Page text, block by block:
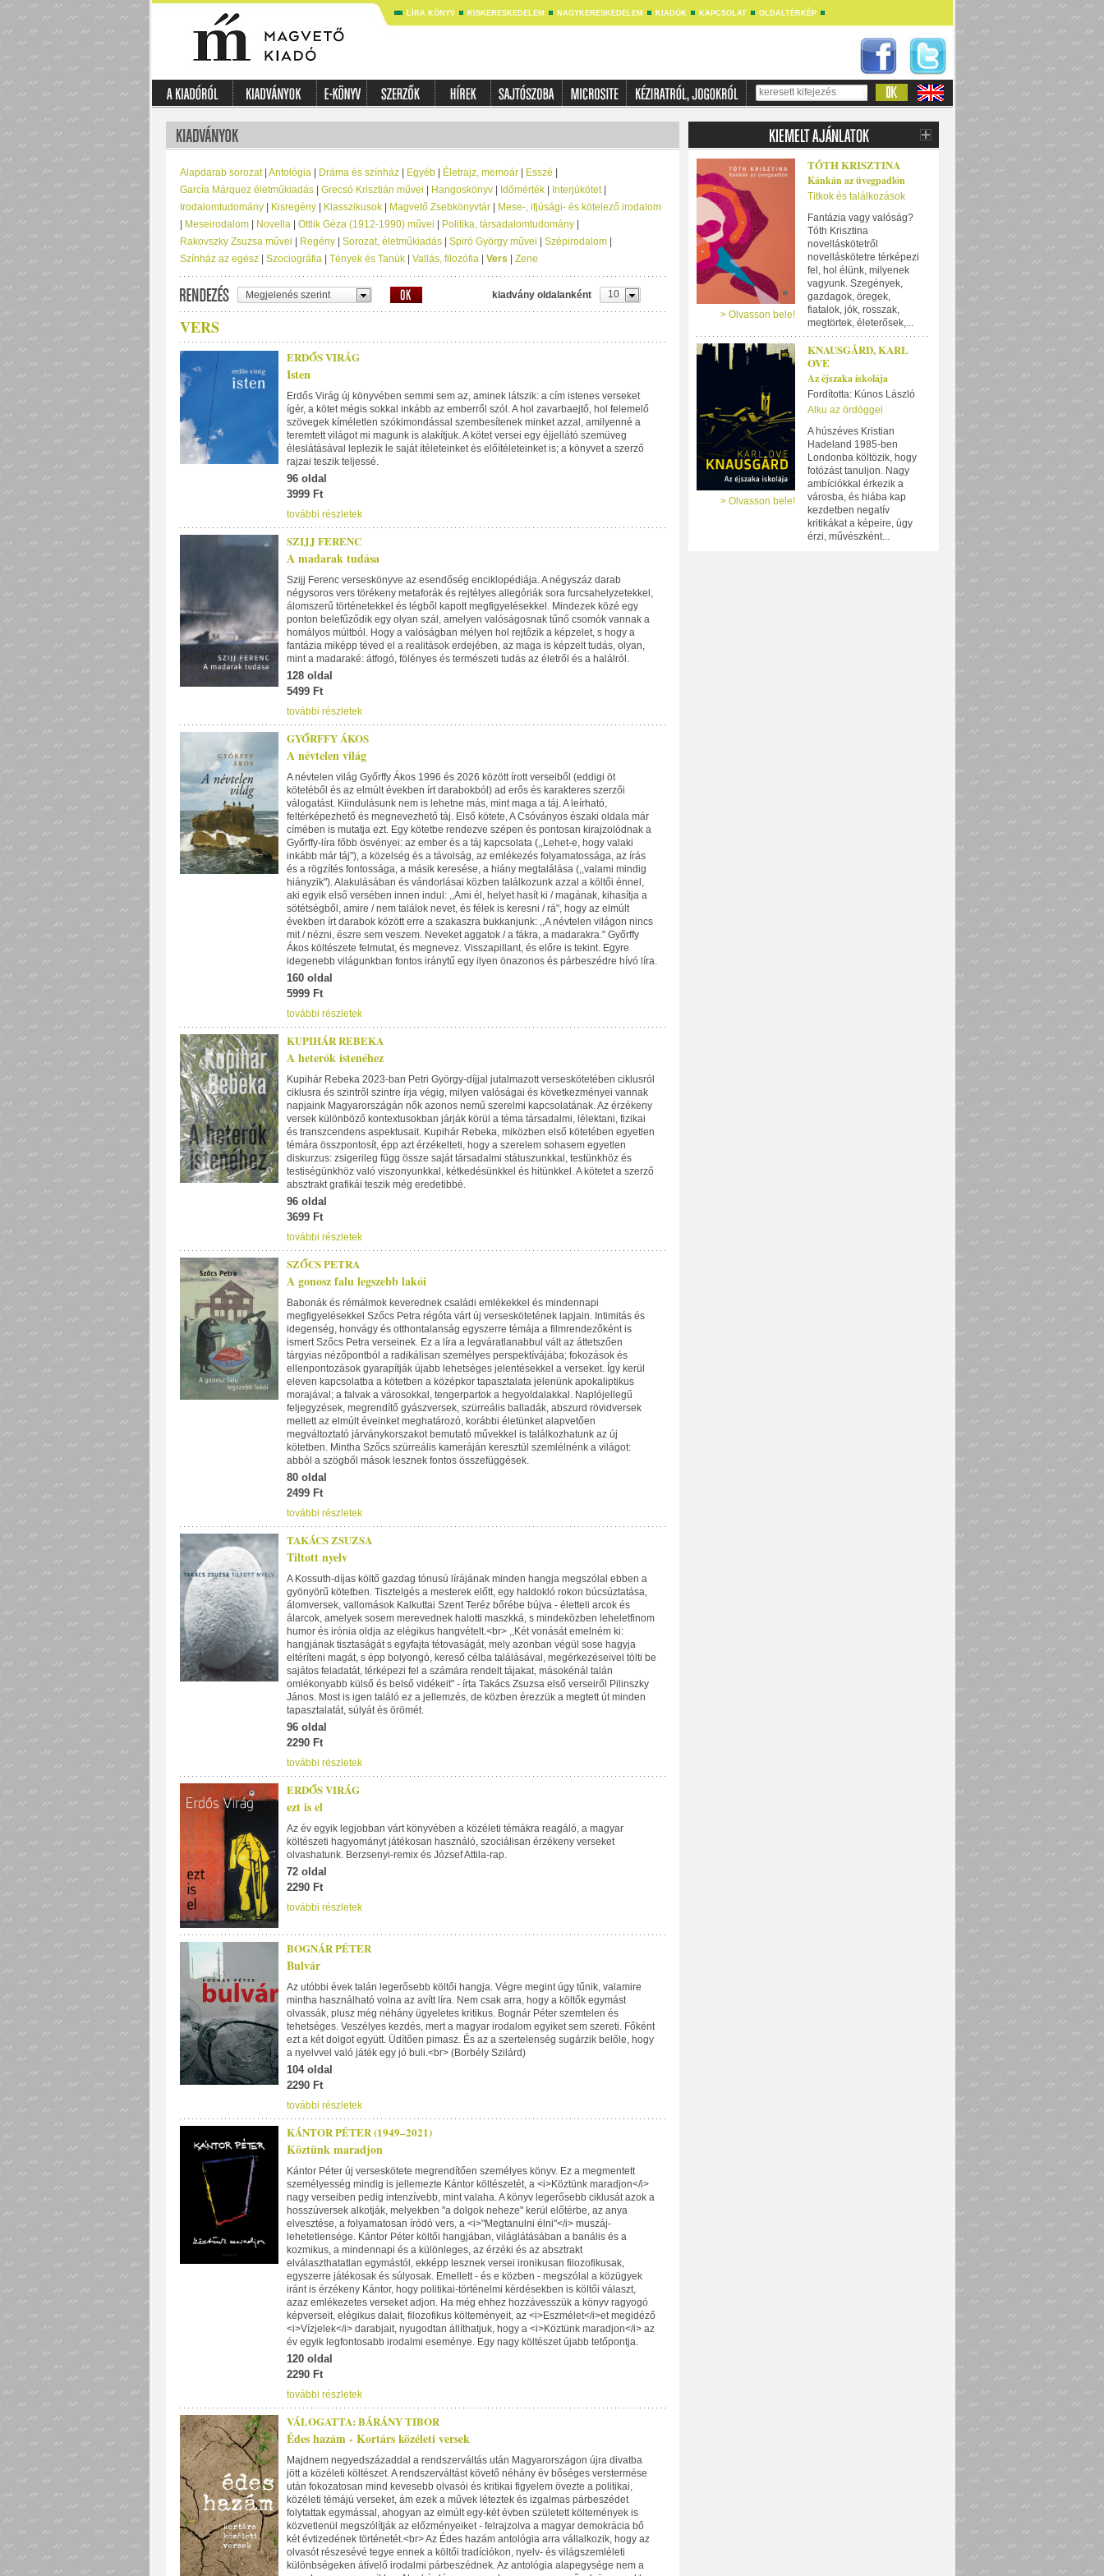
LÍRA KÖNYV KISKERESKEDELEM NAGYKERESKEDELEM KIADÓK KAPCSOLAT OLDALTÉRKÉP
Alapdarab sorozat| Antológia| Dráma és színház| Egyéb| Életrajz, memoár| Esszé
García Márquez életműkiadás| Grecsó Krisztián művei Hangoskönyv| Időmérték| Interjúkötet|
Irodalomtudomány| Kisregény| Klasszikusok| Magvető Zsebkönyvtár|
Mese-, ifjúsági- és kötelező irodalom
Meseirodalom| Novella| Ottlik Géza (1912-1990) művei Politika, társadalomtudomány|
Rakovszky Zsuzsa művei
Regény| Sorozat, életműkiadás| Spiró György művei Szépirodalom|
Színház az egész| Szociográfia| Tények és Tanúk| Vallás, filozófia| Vers Zene
Megjelenés szerint kiadvány oldalanként 10
VERS
ERDŐS VIRÁG
Isten
Erdős Virág új könyvében semmi sem az, aminek látszik: a cím istenes verseket
ígér, a kötet mégis sokkal inkább az emberről szól. A hol zavarbaejtő, hol felemelő
szövegek kíméletlen szókimondással szembesítenek minket azzal, amilyenné a
teremtett világot mi magunk is alakítjuk. A kötet versei egy éjjellátó szemüveg
éleslátásával leplezik le saját ítéleteinket és előítéleteinket is; a könyvet a szerző
rajzai teszik teljessé.
96 oldal
3999 Ft
további részletek
SZIJJ FERENC
A madarak tudása
Szijj Ferenc verseskönyve az esendőség enciklopédiája. A négyszáz darab
négysoros vers törékeny metaforák és rejtélyes allegóriák sora furcsahelyzetekkel,
álomszerű történetekkel és légből kapott megfigyelésekkel. Mindezek közé egy
ponton belefűződik egy olyan szál, amelyen valóságosnak tűnő csomók vannak a
homályos múltból. Hogy a valóságban mélyen hol rejtőzik a képzelet, s hogy a
fantázia miképp téved el a realitások erdejében, az maga is képzelt tudás, olyan,
mint a madaraké: átfogó, fölényes és természeti tudás az életről és a halálról.
128 oldal
5499 Ft
további részletek
GYŐRFFY ÁKOS
A névtelen világ
A névtelen világ Győrffy Ákos 1996 és 2026 között írott verseiből (eddigi öt
kötetéből és az elmúlt években írt darabokból) ad erős és karakteres szerzői
válogatást. Kiindulásunk nem is lehetne más, mint maga a táj. A leírható,
feltérképezhető és megnevezhető táj. Első kötete, A Csóványos északi oldala már
címében is mutatja ezt. Egy kötetbe rendezve szépen és pontosan kirajzolódnak a
Győrffy-líra főbb ösvényei: az ember és a táj kapcsolata (,,Lehet-e, hogy valaki
inkább már táj"), a közelség és a távolság, az emlékezés folyamatossága, az írás
és a rögzítés fontossága, a másik keresése, a hiány megtalálása (,,valami mindig
hiányzik"). Alakulásában és vándorlásai közben találkozunk azzal a költői énnel,
aki egyik első versében innen indul: ,,Ami él, helyet hasít ki / magának, kihasítja a
sötétségből, amire / nem találok nevet, és félek is keresni / rá", hogy az elmúlt
években írt darabok között erre a szakaszra bukkanjunk: ,,A névtelen világon nincs
mit / nézni, észre sem veszem. Neveket aggatok / a fákra, a madarakra." Győrffy
Ákos költészete felmutat, és megnevez. Visszapillant, és előre is tekint. Egyre
idegenebb világunkban fontos iránytű egy ilyen önazonos és párbeszédre hívó líra.
160 oldal
5999 Ft
további részletek
KUPIHÁR REBEKA
A heterók istenéhez
Kupihár Rebeka 2023-ban Petri György-díjjal jutalmazott verseskötetében ciklusról
ciklusra és szintről szintre írja végig, milyen valóságai és következményei vannak
napjaink Magyarországán nők azonos nemű szerelmi kapcsolatának. Az érzékeny
versek különböző kontextusokban járják körül a téma társadalmi, lélektani, fizikai
és transzcendens aspektusait. Kupihár Rebeka, miközben első kötetében egyetlen
témára összpontosít, épp azt érzékelteti, hogy a szerelem sohasem egyetlen
diskurzus: zsigerileg függ össze saját társadalmi státuszunkkal, testünkhöz és
testiségünkhöz való viszonyunkkal, kétkedésünkkel és hitünkkel. A kötetet a szerző
absztrakt grafikái teszik még eredetibbé.
96 oldal
3699 Ft
további részletek
SZŐCS PETRA
A gonosz falu legszebb lakói
Babonák és rémálmok keverednek családi emlékekkel és mindennapi
megfigyelésekkel Szőcs Petra régóta várt új verseskötetének lapjain. Intimitás és
idegenség, honvágy és otthontalanság egyszerre témája a filmrendezőként is
ismert Szőcs Petra verseinek. Ez a líra a legváratlanabbul vált az áttetszően
tárgyias nézőpontból a radikálisan személyes perspektívájába; fokozások és
ellenpontozások gyarapítják újabb lehetséges jelentésekkel a verseket. Így kerül
eleven kapcsolatba a kötetben a középkor tapasztalata jelenünk apokaliptikus
morajával; a falvak a városokkal, tengerpartok a hegyoldalakkal. Naplójellegű
feljegyzések, megrendítő gyászversek, szürreális balladák, abszurd rövidversek
mellett az elmúlt éveinket meghatározó, korábbi életünket alapvetően
megváltoztató járványkorszakot bemutató művekkel is találkozhatunk az új
kötetben. Mintha Szőcs szürreális kameráján keresztül szemlélnénk a világot:
abból a szögből mások lesznek fontos összefüggések.
80 oldal
2499 Ft
további részletek
TAKÁCS ZSUZSA
Tiltott nyelv
A Kossuth-díjas költő gazdag tónusú lírájának minden hangja megszólal ebben a
gyönyörű kötetben. Tisztelgés a mesterek előtt, egy haldokló rokon búcsúztatása,
álomversek, vallomások Kalkuttai Szent Teréz bőrébe bújva - életteli arcok és
álarcok, amelyek sosem merevednek halotti maszkká, s mindeközben leheletfinom
humor és irónia oldja az elégikus hangvételt.<br> ,,Két vonását emelném ki:
hangjának tisztaságát s egyfajta tétovaságát, mely azonban végül sose hagyja
eltéríteni magát, s épp bolyongó, kereső célba találásával, megérkezéseivel tölti be
sajátos feladatát, térképezi fel a számára rendelt tájakat, másokénál talán
omlékonyabb külső és belső vidékeit" - írta Takács Zsuzsa első verseiről Pilinszky
János. Most is igen találó ez a jellemzés, de közben érezzük a megtett út minden
tapasztalatát, súlyát és örömét.
96 oldal
2290 Ft
további részletek
ERDŐS VIRÁG
ezt is el
Az év egyik legjobban várt könyvében a közéleti témákra reagáló, a magyar
költészeti hagyományt játékosan használó, szociálisan érzékeny verseket
olvashatunk. Berzsenyi-remix és József Attila-rap.
72 oldal
2290 Ft
további részletek
BOGNÁR PÉTER
Bulvár
Az utóbbi évek talán legerősebb költői hangja. Végre megint úgy tűnik, valamire
mintha használható volna az avítt líra. Nem csak arra, hogy a költők egymást
olvassák, plusz még néhány ügyeletes kritikus. Bognár Péter szemtelen és
tehetséges. Veszélyes kezdés, mert a magyar irodalom egyiket sem szereti. Főként
ezt a két dolgot együtt. Üdítően pimasz. És az a szertelenség sugárzik belőle, hogy
a nyelvvel való játék egy jó buli.<br> (Borbély Szilárd)
104 oldal
2290 Ft
további részletek
KÁNTOR PÉTER (1949–2021)
Köztünk maradjon
Kántor Péter új verseskötete megrendítően személyes könyv. Ez a megmentett
személyesség mindig is jellemezte Kántor költészetét, a <i>Köztünk maradjon</i>
nagy verseiben pedig intenzívebb, mint valaha. A könyv legerősebb ciklusát azok a
hosszúversek alkotják, melyekben "a dolgok neheze" kerül előtérbe, az anya
elvesztése, a folyamatosan íródó vers, a <i>"Megtanulni élni"</i> muszáj-
lehetetlensége. Kántor Péter költői hangjában, világlátásában a banális és a
kozmikus, a mindennapi és a különleges, az érzéki és az absztrakt
elválaszthatatlan egymástól, ekképp lesznek versei ironikusan filozofikusak,
egyszerre játékosak és súlyosak. Emellett - és e közben - megszólal a közügyek
iránt is érzékeny Kántor, hogy politikai-történelmi kérdésekben is költői választ,
azaz emlékezetes verseket adjon. Ha még ehhez hozzávesszük a könyv ragyogó
képverseit, elégikus dalait, filozofikus költeményeit, az <i>Eszmélet</i>et megidéző
<i>Vízjelek</i> darabjait, nyugodtan állíthatjuk, hogy a <i>Köztünk maradjon</i> az
év egyik legfontosabb irodalmi eseménye. Egy nagy költészet újabb tetőpontja.
120 oldal
2290 Ft
további részletek
VÁLOGATTA: BÁRÁNY TIBOR
Édes hazám - Kortárs közéleti versek
Majdnem negyedszázaddal a rendszerváltás után Magyarországon újra divatba
jött a közéleti költészet. A rendszerváltást követő néhány év bőséges verstermése
után fokozatosan mind kevesebb olvasói és kritikai figyelem övezte a politikai,
közéleti témájú verseket, ám ezek a művek léteztek és izgalmas párbeszédet
folytattak egymással, ahogyan az elmúlt egy-két évben született költemények is
közvetlenül megszólítják az előzményeiket - felrajzolva a magyar demokrácia bő
két évtizedének történetét.<br> Az Édes hazám antológia arra vállalkozik, hogy az
olvasót részesévé tegye ennek a költői tradíciókon, nyelv- és világszemléleti
különbségeken átívelő irodalmi párbeszédnek. Az antológia alapegysége nem a
> Olvasson bele!
TÓTH KRISZTINA
Kánkán az üvegpadlón
Titkok és találkozások
Fantázia vagy valóság?
Tóth Krisztina
novelláskötetről
novelláskötetre térképezi
fel, hol élünk, milyenek
vagyunk. Szegények,
gazdagok, öregek,
fiatalok, jók, rosszak,
megtörtek, életerősek,...
> Olvasson bele!
KNAUSGÅRD, KARL
OVE
Az éjszaka iskolája
Fordította: Kúnos László
Alku az ördöggel
A húszéves Kristian
Hadeland 1985-ben
Londonba költözik, hogy
fotózást tanuljon. Nagy
ambíciókkal érkezik a
városba, és hiába kap
kezdetben negatív
kritikákat a képeire, úgy
érzi, művészként...